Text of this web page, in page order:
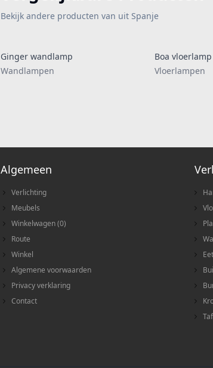
Bekijk andere producten van uit Spanje
Ginger wandlamp
Wandlampen
Boa vloerlamp
Vloerlampen
Algemeen
Verlichting
Meubels
Winkelwagen(0)
Route
Winkel
Algemene voorwaarden
Privacy verklaring
Contact